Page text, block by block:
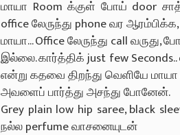
மாயா Room க்குள் போய் door
office லேருந்து phone வர
மாயா... Office லேருந்து call
இல்லை. கார்த்திக் just few
என்று கதவை திறந்து வெளியே மாயா
அவளைப் பார்த்து அசந்து போனேன்.
Grey plain low hip saree, black
நல்ல perfume வாசனையுடன்